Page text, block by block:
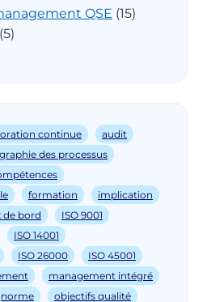
QSE (15)
(5)
continue
audit
des processus
formation
implication
de bord
ISO 9001
ISO 14001
ISO 26000
ISO 45001
management intégré
norme objectifs qualité